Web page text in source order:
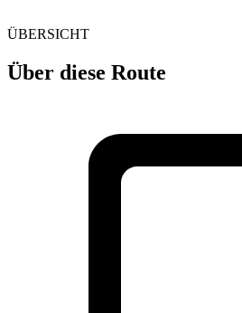
ÜBERSICHT
Über diese Route